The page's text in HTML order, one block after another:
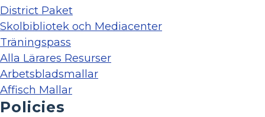
District Paket
Skolbibliotek och Mediacenter
Träningspass
Alla Lärares Resurser
Arbetsbladsmallar
Affisch Mallar
Policies